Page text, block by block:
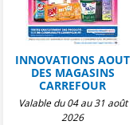
INNOVATIONS AOUT
DES MAGASINS
CARREFOUR
Valable du 04 au 31 août
2026